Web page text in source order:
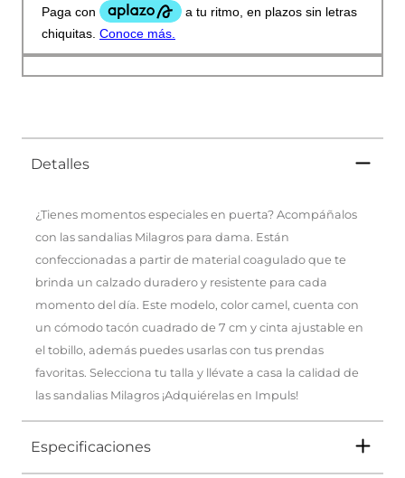
Detalles
¿Tienes momentos especiales en puerta? Acompáñalos
con las sandalias Milagros para dama. Están
confeccionadas a partir de material coagulado que te
brinda un calzado duradero y resistente para cada
momento del día. Este modelo, color camel, cuenta con
un cómodo tacón cuadrado de 7 cm y cinta ajustable en
el tobillo, además puedes usarlas con tus prendas
favoritas. Selecciona tu talla y llévate a casa la calidad de
las sandalias Milagros ¡Adquiérelas en Impuls!
Especificaciones